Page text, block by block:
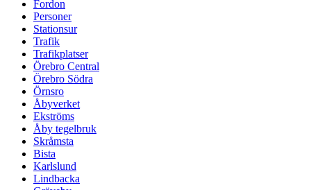
Fordon
Personer
Stationsur
Trafik
Trafikplatser
Örebro Central
Örebro Södra
Örnsro
Åbyverket
Ekströms
Åby tegelbruk
Skråmsta
Bista
Karlslund
Lindbacka